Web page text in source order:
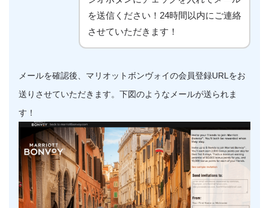
を送信ください！24時間以内にご連絡
させていただきます！
メールを確認後、マリオットボンヴォイの会員登録URLをお
送りさせていただきます。下図のようなメールが送られま
す！